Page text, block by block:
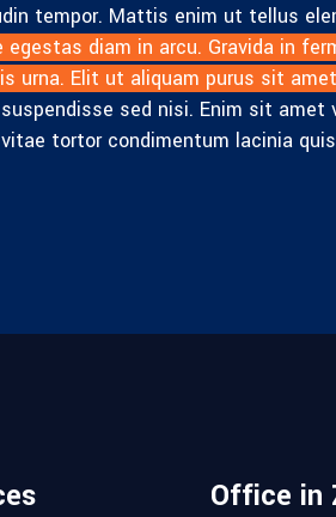
tempor. Mattis enim ut tellus
diam in arcu. Gravida in
urna. Elit ut aliquam purus sit
sed nisi. Enim sit amet
tortor condimentum lacinia
Office in